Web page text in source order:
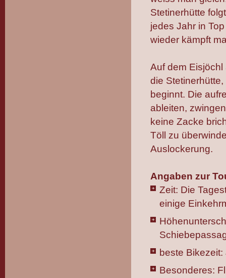
Stetinerhütte
jedes Jahr in
wieder kämpft
Auf dem
die
beginnt. Die
ableiten,
keine Zacke
Töll zu
Auslockerung.
Angaben zur
Zeit: Die
einige
beste
Besonderes: